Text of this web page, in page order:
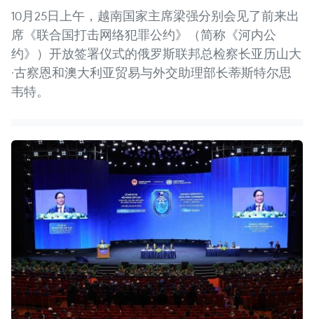
10月25日上午，越南国家主席梁强分别会见了前来出
席《联合国打击网络犯罪公约》（简称《河内公
约》）开放签署仪式的俄罗斯联邦总检察长亚历山大
·古察恩和澳大利亚贸易与外交助理部长蒂斯特尔思
韦特。